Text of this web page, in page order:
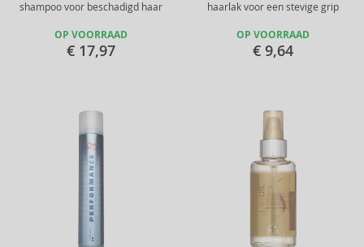
shampoo voor beschadigd haar
OP VOORRAAD
€ 17,97
haarlak voor een stevige grip
OP VOORRAAD
€ 9,64